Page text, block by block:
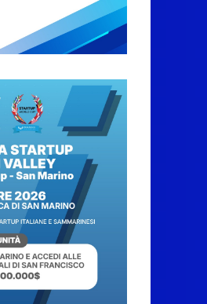
Rodà si
Gran Prix
sportiva, tre
di campionato
dolci e di
2026